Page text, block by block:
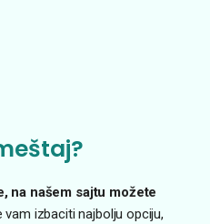
na našem sajtu možete
vam izbaciti najbolju opciju,